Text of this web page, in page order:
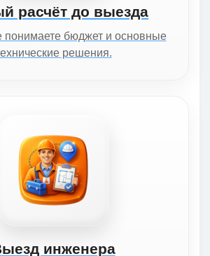
расчёт до выезда
понимаете бюджет и основные
решения.
инженера